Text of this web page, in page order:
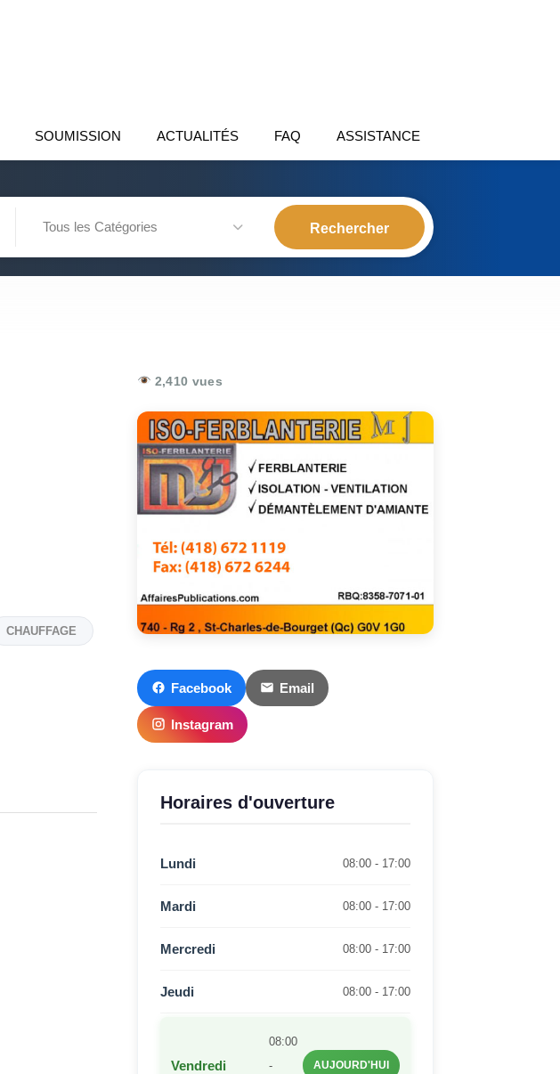
SOUMISSION ACTUALITÉS FAQ ASSISTANCE
Tous les Catégories
CHAUFFAGE
2,410 vues
Facebook Email
Instagram
Horaires d'ouverture
Lundi 08:00 - 17:00
Mardi 08:00 - 17:00
Mercredi 08:00 - 17:00
Jeudi 08:00 - 17:00
Vendredi
08:00
-
AUJOURD'HUI